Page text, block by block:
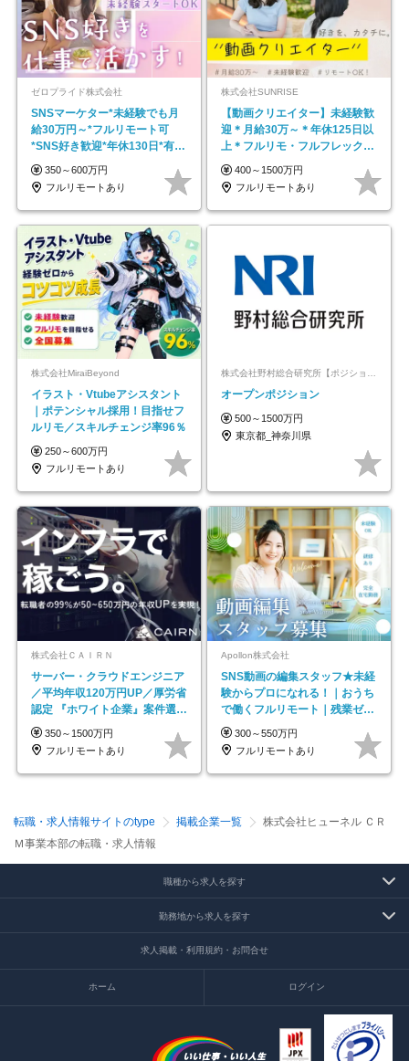
ゼロプライド株式会社
SNSマーケター*未経験でも月
給30万円～*フルリモート可
*SNS好き歓迎*年休130日*有休
取得率100%
350～600万円
フルリモートあり
株式会社SUNRISE
【動画クリエイター】未経験歓
迎＊月給30万～＊年休125日以
上＊フルリモ・フルフレックス
◆10名の採用が決定◆
400～1500万円
フルリモートあり
株式会社MiraiBeyond
イラスト・Vtubeアシスタント
｜ポテンシャル採用！目指せフ
ルリモ／スキルチェンジ率96％
250～600万円
フルリモートあり
株式会社野村総合研究所【ポジションマッチ登録】
オープンポジション
500～1500万円
東京都_神奈川県
株式会社ＣＡＩＲＮ
サーバー・クラウドエンジニア
／平均年収120万円UP／厚労省
認定 『ホワイト企業』案件選択
制度／年休129日
350～1500万円
フルリモートあり
Apollon株式会社
SNS動画の編集スタッフ★未経
験からプロになれる！｜おうち
で働くフルリモート｜残業ゼロ
で18時退勤◎
300～550万円
フルリモートあり
転職・求人情報サイトのtype 掲載企業一覧
株式会社ヒューネル ＣＲ
Ｍ事業本部の転職・求人情報
職種から求人を探す
勤務地から求人を探す
求人掲載・利用規約・お問合せ
ホーム ログイン